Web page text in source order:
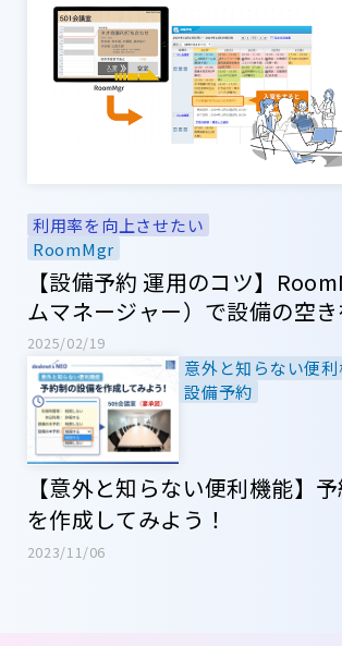
利用率を向上させたい
RoomMgr
【設備予約 運用のコツ】
ムマネージャー）で設備の空
2025/02/19
意外と知らない便
設備予約
【意外と知らない便利機能】
を作成してみよう！
2023/11/06